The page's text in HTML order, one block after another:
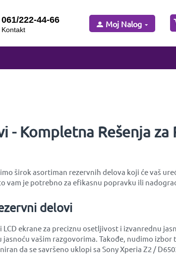
061/222-44-66
Kontakt
Moj Nalog
- Kompletna Rešenja za
širok asortiman rezervnih delova koji će vaš
vam je potrebno za efikasnu popravku ili
delovi
ekrane za preciznu osetljivost i izvanrednu
vašim razgovorima. Takođe, nudimo izbor
da se savršeno uklopi sa Sony Xperia Z2 /